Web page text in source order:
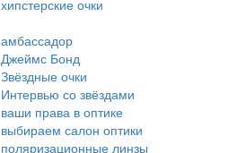
хипстерские очки
амбассадор
Джеймс Бонд
Звёздные очки
Интервью со звёздами
ваши права в оптике
выбираем салон оптики
поляризационные линзы